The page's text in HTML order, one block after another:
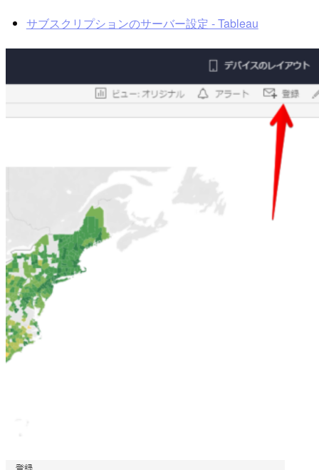
サブスクリプションのサーバー設定 - Tableau